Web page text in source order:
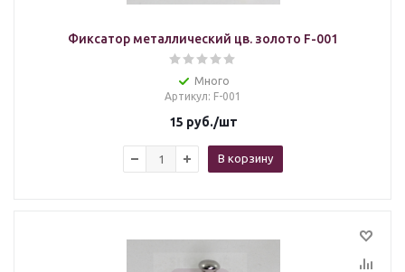
Фиксатор металлический цв. золото F-001
Много
Артикул: F-001
15 руб./шт
В корзину